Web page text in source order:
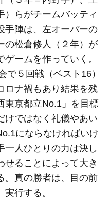
）らがチームバッティ
手陣は、左オーバーの
の松倉修人（２年）が
ームを作っていく。
で５回戦（ベスト16）
ロナ禍もあり結果を残
東京都立No.1」を目標
けではなく礼儀やあい
にならなければいけ
一人ひとりの力は決し
せることによって大き
。真の勝者は、目の前
行する。